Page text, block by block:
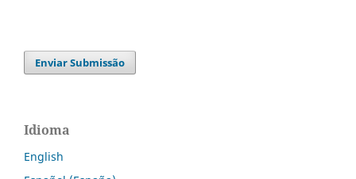
Enviar Submissão
Idioma
English